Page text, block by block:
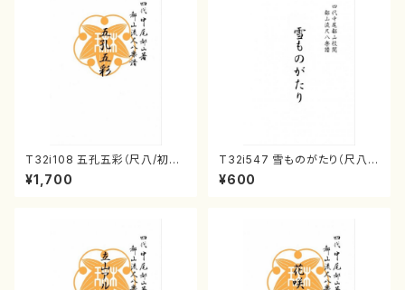
T32i108 五孔五彩（尺八/初代
石垣征山/尺八/都山式譜）都山
流公刊楽譜曲番:557
¥1,700
T32i547 雪ものがたり（尺八/
沢井忠夫/楽譜）都山流公刊楽譜
曲番:2256
¥600